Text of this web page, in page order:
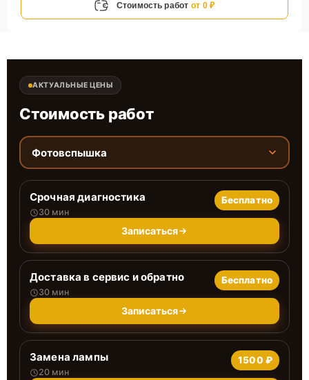
Стоимость работ от 0 ₽
АКТУАЛЬНЫЕ ЦЕНЫ
Стоимость работ
Фотовспышка
Срочная диагностика
30 мин
Бесплатно
Записаться
Доставка в сервис и обратно
30 мин
Бесплатно
Записаться
Замена лампы
20 мин
1500 ₽